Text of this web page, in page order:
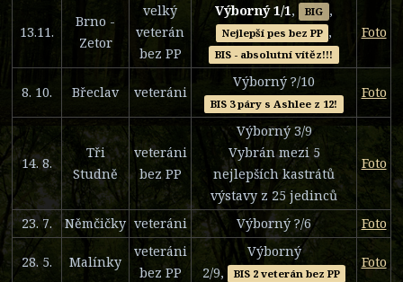
13.11.
Brno -
Zetor
velký
veterán
bez PP
Výborný 1/1, BIG ,
Nejlepší pes bez PP ,
BIS - absolutní vítěz!!!
Foto
8. 10. Břeclav veteráni
Výborný ?/10
BIS 3 páry s Ashlee z 12!
Foto
14. 8.
Tři
Studně
veteráni
bez PP
Výborný 3/9
Vybrán mezi 5
nejlepších kastrátů
výstavy z 25 jedinců
Foto
23. 7. Němčičky veteráni Výborný ?/6 Foto
28. 5. Malínky
veteráni
bez PP
Výborný
2/9,
BIS 2 veterán bez PP
Foto